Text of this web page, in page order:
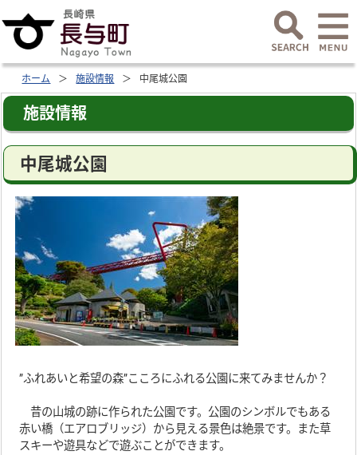
ホーム 施設情報 中尾城公園
施設情報
中尾城公園
”ふれあいと希望の森”こころにふれる公園に来てみませんか？
昔の山城の跡に作られた公園です。公園のシンボルでもある
赤い橋（エアロブリッジ）から見える景色は絶景です。また草
スキーや遊具などで遊ぶことができます。